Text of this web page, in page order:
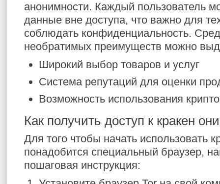
анонимности. Каждый пользователь
данные вне доступа, что важно для
соблюдать конфиденциальность.
необратимых преимуществ можно
Широкий выбор товаров и услуг
Система репутаций для оценки
Возможность использования
Как получить доступ к кракен
Для того чтобы начать использовать
понадобится специальный браузер,
пошаговая инструкция: